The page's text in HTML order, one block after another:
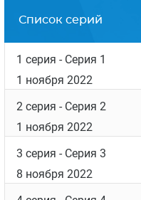
Список серий
1 серия - Серия 1
1 ноября 2022
2 серия - Серия 2
1 ноября 2022
3 серия - Серия 3
8 ноября 2022